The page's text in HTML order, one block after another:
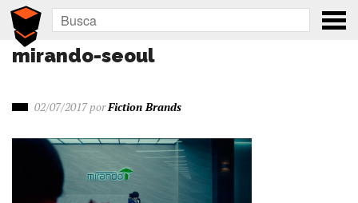
mirando-seoul
02/07/2017porFiction Brands